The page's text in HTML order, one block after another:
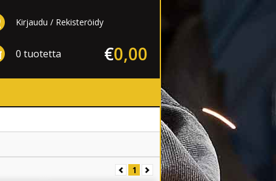
Kirjaudu Rekisteröidy
0 tuotetta 0,00
€
1